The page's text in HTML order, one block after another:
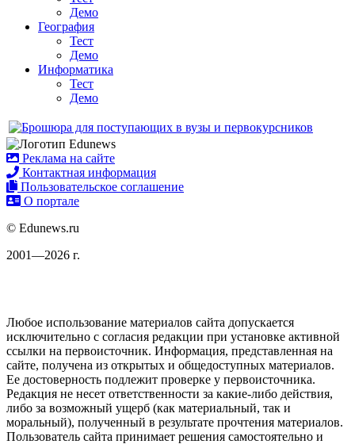
Демо
География
Тест
Демо
Информатика
Тест
Демо
Реклама на сайте
Контактная информация
Пользовательское соглашение
О портале
© Edunews.ru
2001—2026 г.
Любое использование материалов сайта допускается
исключительно с согласия редакции при установке активной
ссылки на первоисточник. Информация, представленная на
сайте, получена из открытых и общедоступных материалов.
Ее достоверность подлежит проверке у первоисточника.
Редакция не несет ответственности за какие-либо действия,
либо за возможный ущерб (как материальный, так и
моральный), полученный в результате прочтения материалов.
Пользователь сайта принимает решения самостоятельно и